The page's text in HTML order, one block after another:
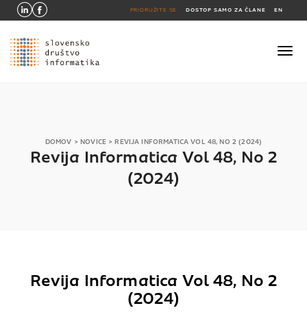
PRIDRUŽITE SE DOSTOP SAMO ZA ČLANE EN
DOMOV > NOVICE> REVIJA INFORMATICA VOL 48, NO 2 (2024)
Revija Informatica Vol 48, No 2
(2024)
Revija Informatica Vol 48, No 2
(2024)